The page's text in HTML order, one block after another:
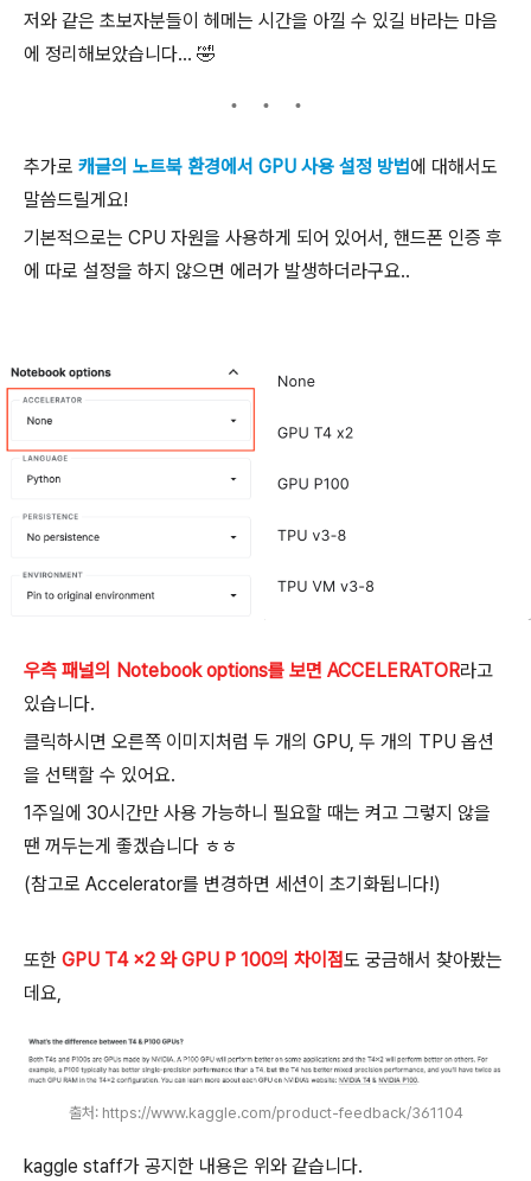
저와 같은 초보자분들이 헤메는 시간을 아낄 수 있길 바라는 마음
에 정리해보았습니다... 🤣
추가로 캐글의 노트북 환경에서 GPU 사용 설정 방법에 대해서도
말씀드릴게요!
기본적으로는 CPU 자원을 사용하게 되어 있어서, 핸드폰 인증 후
에 따로 설정을 하지 않으면 에러가 발생하더라구요..
우측 패널의 Notebook options를 보면 ACCELERATOR라고
있습니다.
클릭하시면 오른쪽 이미지처럼 두 개의 GPU, 두 개의 TPU 옵션
을 선택할 수 있어요.
1주일에 30시간만 사용 가능하니 필요할 때는 켜고 그렇지 않을
땐 꺼두는게 좋겠습니다 ㅎㅎ
(참고로 Accelerator를 변경하면 세션이 초기화됩니다!)
또한 GPU T4 x2 와 GPU P 100의 차이점도 궁금해서 찾아봤는
데요,
출처: https://www.kaggle.com/product-feedback/361104
kaggle staff가 공지한 내용은 위와 같습니다.